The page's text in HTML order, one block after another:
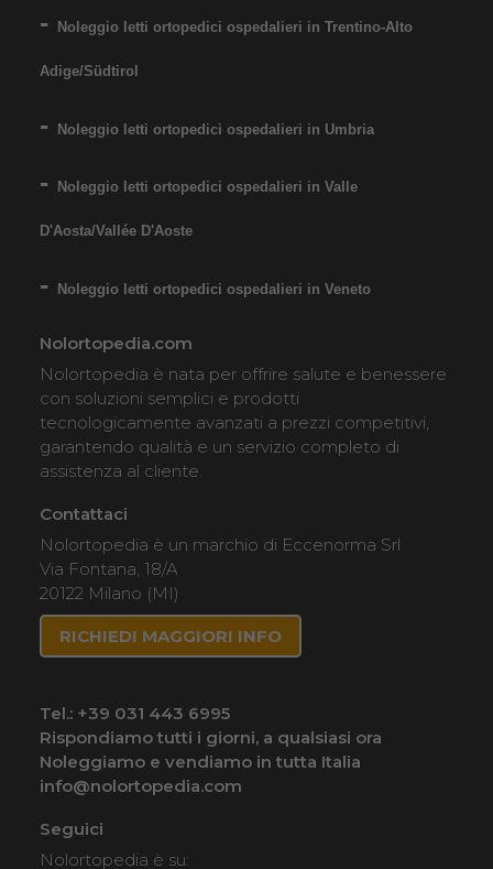
Noleggio letti ortopedici ospedalieri in Trentino-Alto
Adige/Südtirol
Noleggio letti ortopedici ospedalieri in Umbria
Noleggio letti ortopedici ospedalieri in Valle
D'Aosta/Vallée D'Aoste
Noleggio letti ortopedici ospedalieri in Veneto
Nolortopedia.com
Nolortopedia è nata per offrire salute e benessere
con soluzioni semplici e prodotti
tecnologicamente avanzati a prezzi competitivi,
garantendo qualità e un servizio completo di
assistenza al cliente.
Contattaci
Nolortopedia è un marchio di Eccenorma Srl
Via Fontana, 18/A
20122 Milano (MI)
RICHIEDI MAGGIORI INFO
Tel.: +39 031 443 6995
Rispondiamo tutti i giorni, a qualsiasi ora
Noleggiamo e vendiamo in tutta Italia
info@nolortopedia.com
Seguici
Nolortopedia è su: